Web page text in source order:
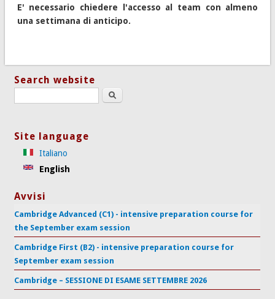
E' necessario chiedere l'accesso al team con almeno
una settimana di anticipo.
Search website
Search this site
Site language
Italiano
English
Avvisi
Cambridge Advanced (C1) - intensive preparation course for
the September exam session
Cambridge First (B2) - intensive preparation course for
September exam session
Cambridge – SESSIONE DI ESAME SETTEMBRE 2026